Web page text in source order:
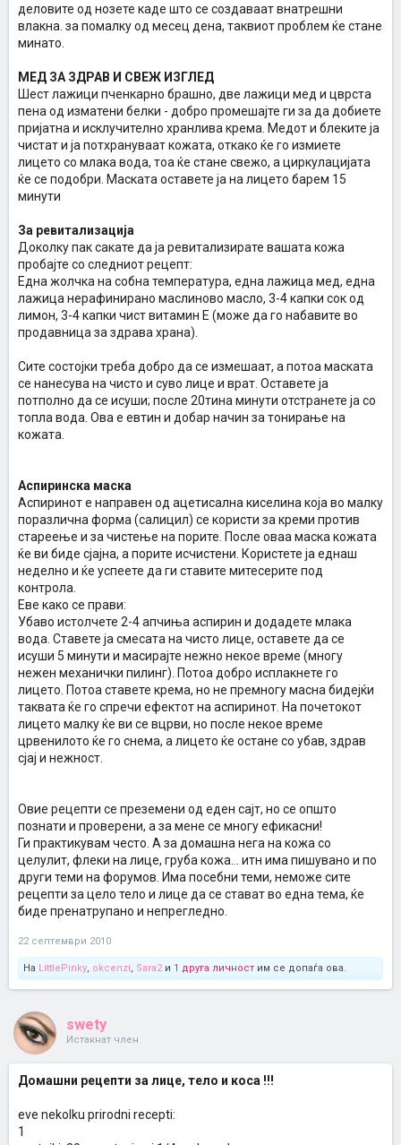
деловите од нозете каде што се создаваат внатрешни
влакна. за помалку од месец дена, таквиот проблем ќе стане
минато.
МЕД ЗА ЗДРАВ И СВЕЖ ИЗГЛЕД
Шест лажици пченкарно брашно, две лажици мед и цврста
пена од изматени белки - добро промешајте ги за да добиете
пријатна и исклучително хранлива крема. Медот и блеките ја
чистат и ја потхрануваат кожата, откако ќе го измиете
лицето со млака вода, тоа ќе стане свежо, а циркулацијата
ќе се подобри. Маската оставете ја на лицето барем 15
минути
За ревитализација
Доколку пак сакате да ја ревитализирате вашата кожа
пробајте со следниот рецепт:
Една жолчка на собна температура, една лажица мед, една
лажица нерафинирано маслиново масло, 3-4 капки сок од
лимон, 3-4 капки чист витамин Е (може да го набавите во
продавница за здрава храна).
Сите состојки треба добро да се измешаат, а потоа маската
се нанесува на чисто и суво лице и врат. Оставете ја
потполно да се исуши; после 20тина минути отстранете ја со
топла вода. Ова е евтин и добар начин за тонирање на
кожата.
Аспиринска маска
Аспиринот е направен од ацетисална киселина која во малку
поразлична форма (салицил) се користи за креми против
стареење и за чистење на порите. После оваа маска кожата
ќе ви биде сјајна, а порите исчистени. Користете ја еднаш
неделно и ќе успеете да ги ставите митесерите под
контрола.
Еве како се прави:
Убаво истолчете 2-4 апчиња аспирин и додадете млака
вода. Ставете ја смесата на чисто лице, оставете да се
исуши 5 минути и масирајте нежно некое време (многу
нежен механички пилинг). Потоа добро исплакнете го
лицето. Потоа ставете крема, но не премногу масна бидејќи
таквата ќе го спречи ефектот на аспиринот. На почетокот
лицето малку ќе ви се вцрви, но после некое време
црвенилото ќе го снема, а лицето ќе остане со убав, здрав
сјај и нежност.
Овие рецепти се преземени од еден сајт, но се општо
познати и проверени, а за мене се многу ефикасни!
Ги практикувам често. А за домашна нега на кожа со
целулит, флеки на лице, груба кожа... итн има пишувано и по
други теми на форумов. Има посебни теми, неможе сите
рецепти за цело тело и лице да се стават во една тема, ќе
биде пренатрупано и непрегледно.
22 септември 2010
На LittlePinky, okcenzi, Sara2и 1 друга личност им се допаѓа ова.
swety
Истакнат член
Домашни рецепти за лице, тело и коса !!!
eve nekolku prirodni recepti:
1